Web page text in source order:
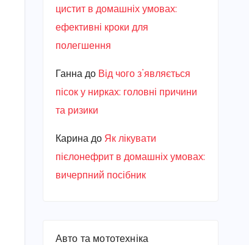
цистит в домашніх умовах:
ефективні кроки для
полегшення
Ганнадо Від чого з’являється
пісок у нирках: головні причини
та ризики
Каринадо Як лікувати
пієлонефрит в домашніх умовах:
вичерпний посібник
Авто та мототехніка